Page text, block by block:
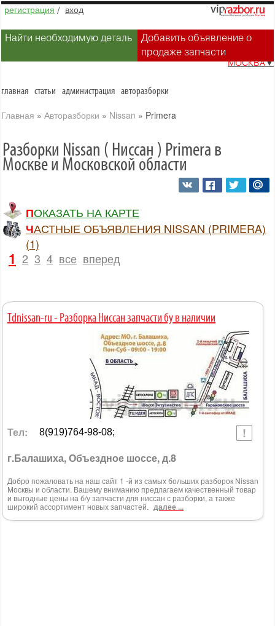
регистрация / вход
Найти необходимую деталь
Добавить объявление о
продаже запчасти
МОСКВА▼
главная статьи администрация авторазборки
Главная » Авторазборки » Nissan » Primera
Разборки Nissan ( Ниссан ) Primera в
Москве и Московской области
ПОКАЗАТЬ НА КАРТЕ
ЧАСТНЫЕ ОБЪЯВЛЕНИЯ NISSAN (PRIMERA)
(1)
1 2 3 4 все вперед
Tdnissan-ru - Разборка Ниссан запчасти бу в наличии
Тел: 8(919)764-98-08;
г.Балашиха, Объездное шоссе, д.8
Добро пожаловать на наш сайт 1 -й из самых больших разборок Nissan
Москвы и области. Вашему вниманию предлагаем качественный товар
и выгодные цены на б/у запчасти для ниссан с разборки, а также
широкий ассортимент новых запчастей. далее ...